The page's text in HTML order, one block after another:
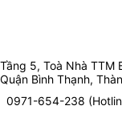
Tầng 5, Toà Nhà TTM
Quận Bình Thạnh,
0971-654-238